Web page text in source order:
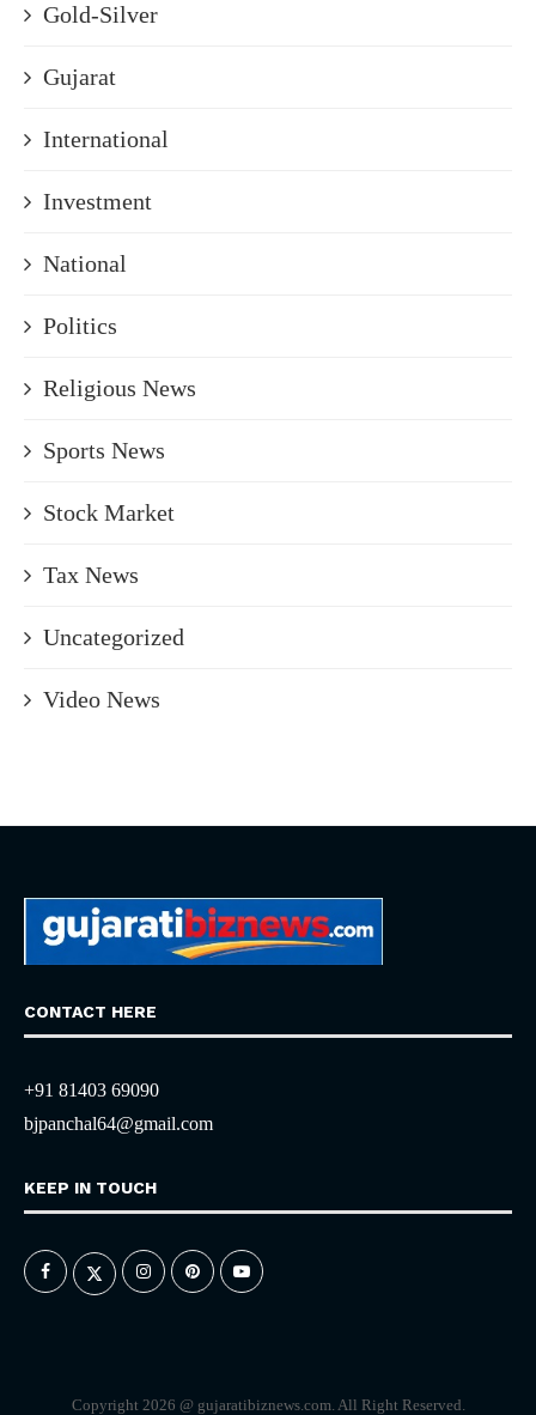
Gold-Silver
Gujarat
International
Investment
National
Politics
Religious News
Sports News
Stock Market
Tax News
Uncategorized
Video News
CONTACT HERE
+91 81403 69090
bjpanchal64@gmail.com
KEEP IN TOUCH
Copyright 2026 @ gujaratibiznews.com. All Right Reserved.